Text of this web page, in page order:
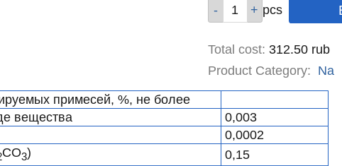
pcs
Total cost: 312.50 rub
Product Category: Na
примесей, %, не более
вещества
0,003
0,0002
CO3)
0,15